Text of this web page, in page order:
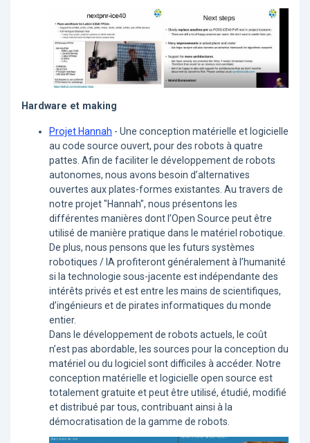
Hardware et making
Projet Hannah - Une conception matérielle et logicielle
au code source ouvert, pour des robots à quatre
pattes. Afin de faciliter le développement de robots
autonomes, nous avons besoin d’alternatives
ouvertes aux plates-formes existantes. Au travers de
notre projet "Hannah", nous présentons les
différentes manières dont l’Open Source peut être
utilisé de manière pratique dans le matériel robotique.
De plus, nous pensons que les futurs systèmes
robotiques / IA profiteront généralement à l’humanité
si la technologie sous-jacente est indépendante des
intérêts privés et est entre les mains de scientifiques,
d’ingénieurs et de pirates informatiques du monde
entier.
Dans le développement de robots actuels, le coût
n’est pas abordable, les sources pour la conception du
matériel ou du logiciel sont difficiles à accéder. Notre
conception matérielle et logicielle open source est
totalement gratuite et peut être utilisé, étudié, modifié
et distribué par tous, contribuant ainsi à la
démocratisation de la gamme de robots.